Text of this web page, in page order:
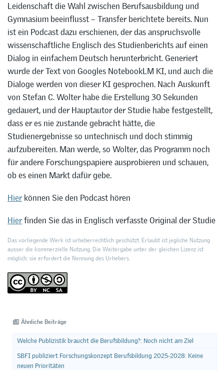
Leidenschaft die Wahl zwischen Berufsausbildung und
Gymnasium beeinflusst – Transfer berichtete bereits. Nun
ist ein Podcast dazu erschienen, der das anspruchsvolle
wissenschaftliche Englisch des Studienberichts auf einen
Dialog in einfachem Deutsch herunterbricht. Generiert
wurde der Text von Googles NotebookLM KI, und auch die
Dialoge werden von dieser KI gesprochen. Nach Auskunft
von Stefan C. Wolter habe die Erstellung 30 Sekunden
gedauert, und der Hauptautor der Studie habe festgestellt,
dass er es nie zustande gebracht hätte, die
Studienergebnisse so untechnisch und doch stimmig
aufzubereiten. Man werde, so Wolter, das Programm noch
für andere Forschungspapiere ausprobieren und schauen,
ob es einen Markt dafür gebe.
Hierkönnen Sie den Podcast hören
Hierfinden Sie das in Englisch verfasste Original der Studie
Das vorliegende Werk ist urheberrechtlich geschützt. Erlaubt ist jegliche Nutzung
ausser die kommerzielle Nutzung. Die Weitergabe unter der gleichen Lizenz ist
möglich; sie erfordert die Nennung des Urhebers.
Ähnliche Beiträge
Welche Publizistik braucht die Berufsbildung?: Noch nicht am Ziel
SBFI publiziert Forschungskonzept Berufsbildung 2025-2028: Keine
neuen Prioritäten